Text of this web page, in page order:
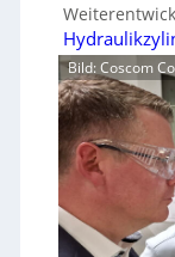
Bild: Coscom